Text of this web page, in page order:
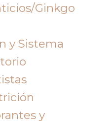
Ginkgo
y Sistema
y